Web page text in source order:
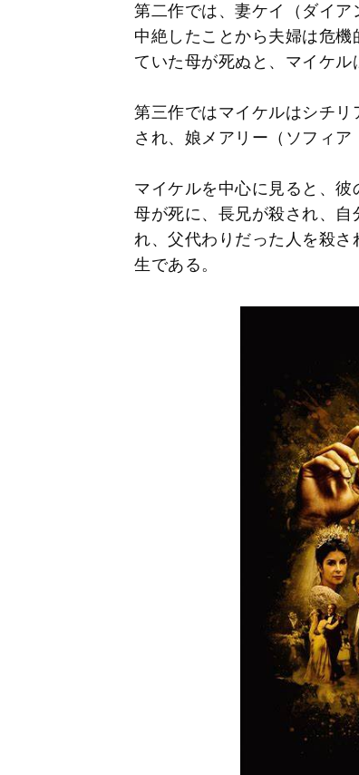
第二作では、妻ケイ（ダイ
中絶したことから夫婦は危
ていた母が死ぬと、マイケル
第三作ではマイケルはシチ
され、娘メアリー（ソフィア
マイケルを中心に見ると、
母が死に、長兄が殺され、
れ、父代わりだった人を殺
生である。